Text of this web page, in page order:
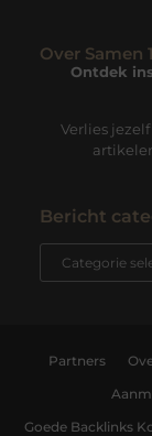
Over Samen 1
Ontdek
Verlies
Bericht
Partners
Goede Backlinks